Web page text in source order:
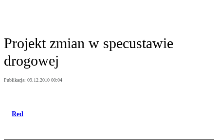
Projekt zmian w specustawie
drogowej
Publikacja: 09.12.2010 00:04
Red